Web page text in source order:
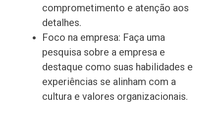
comprometimento e atenção aos
detalhes.
Foco na empresa: Faça uma
pesquisa sobre a empresa e
destaque como suas habilidades e
experiências se alinham com a
cultura e valores organizacionais.